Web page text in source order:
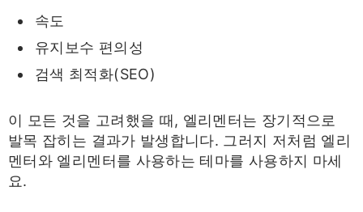
속도
유지보수 편의성
검색 최적화(SEO)
이 모든 것을 고려했을 때, 엘리멘터는 장기적으로
발목 잡히는 결과가 발생합니다. 그러지 저처럼 엘리
멘터와 엘리멘터를 사용하는 테마를 사용하지 마세
요.